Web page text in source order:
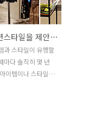
올가을 유행 패션스타일을 제안해보다
과 스타일이 유행할
마다 솔직히 몇 년
이템이나 스타일이